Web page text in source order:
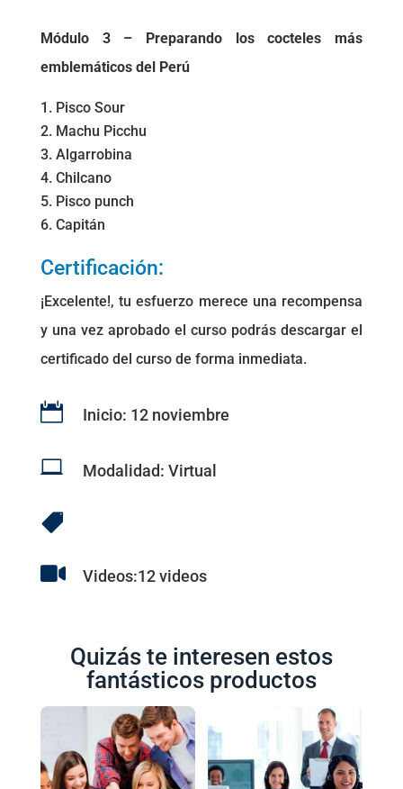
Módulo 3 – Preparando los cocteles más
emblemáticos del Perú
Pisco Sour
Machu Picchu
Algarrobina
Chilcano
Pisco punch
Capitán
Certificación:
¡Excelente!, tu esfuerzo merece una recompensa
y una vez aprobado el curso podrás descargar el
certificado del curso de forma inmediata.
 Inicio: 12 noviembre
 Modalidad: Virtual

 Videos:12 videos
Quizás te interesen estos
fantásticos productos